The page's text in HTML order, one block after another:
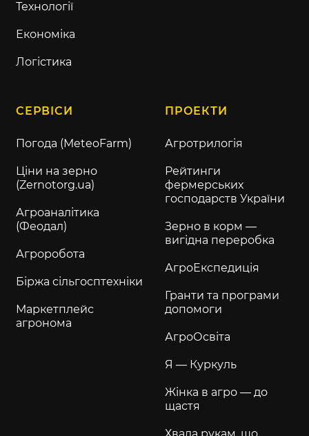
Технології
Економіка
Логістика
СЕРВІСИ
Погода (MeteoFarm)
Ціни на зерно
(Zernotorg.ua)
Агроаналітика
(Феодал)
Агроробота
Біржа сільгосптехніки
Маркетплейс
агронома
ПРОЕКТИ
Агротрилогія
Рейтинги
фермерських
господарств України
Зерно в корм —
вигідна переробка
АгроЕкспедиція
Гранти та програми
допомоги
АгроОсвіта
Я — Куркуль
Жінка в агро — до
щастя